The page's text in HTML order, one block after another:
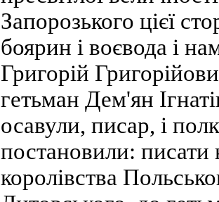
Запорозького цієї
боярин і воєвода і
Григорій
гетьман Дем'ян
осавули, писар, і
постановили: писати
королівства